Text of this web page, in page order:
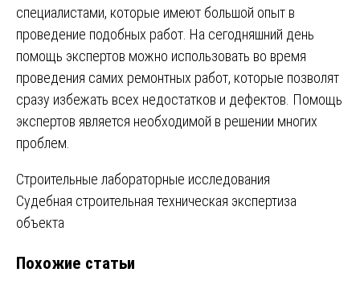
специалистами, которые имеют большой опыт в
проведение подобных работ. На сегодняшний день
помощь экспертов можно использовать во время
проведения самих ремонтных работ, которые позволят
сразу избежать всех недостатков и дефектов. Помощь
экспертов является необходимой в решении многих
проблем.
Навигация
по
Строительные лабораторные исследования
Судебная строительная техническая экспертиза
объекта
Похожие статьи